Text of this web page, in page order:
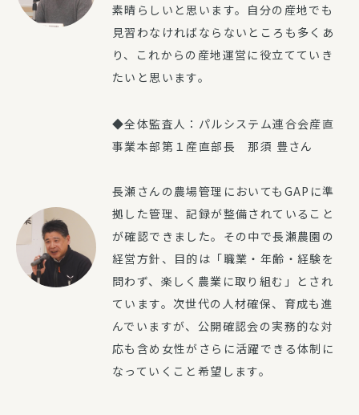
素晴らしいと思います。自分の産地でも
見習わなければならないところも多くあ
り、これからの産地運営に役立てていき
たいと思います。
◆全体監査人：パルシステム連合会産直
事業本部第１産直部長 那須 豊さん
長瀬さんの農場管理においてもGAPに準
拠した管理、記録が整備されていること
が確認できました。その中で長瀬農園の
経営方針、目的は「職業・年齢・経験を
問わず、楽しく農業に取り組む」とされ
ています。次世代の人材確保、育成も進
んでいますが、公開確認会の実務的な対
応も含め女性がさらに活躍できる体制に
なっていくこと希望します。